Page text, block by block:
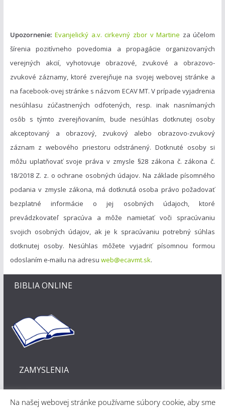
Upozornenie: Evanjelický a.v. cirkevný zbor v Martine za účelom
šírenia pozitívneho povedomia a propagácie organizovaných
verejných akcií, vyhotovuje obrazové, zvukové a obrazovo-
zvukové záznamy, ktoré zverejňuje na svojej webovej stránke a
na facebook-ovej stránke s názvom ECAV MT. V prípade vyjadrenia
nesúhlasu zúčastnených odfotených, resp. inak nasnímaných
osôb s týmto zverejňovaním, bude nesúhlas dotknutej osoby
akceptovaný a obrazový, zvukový alebo obrazovo-zvukový
záznam z webového priestoru odstránený. Dotknuté osoby si
môžu uplatňovať svoje práva v zmysle §28 zákona č. zákona č.
18/2018 Z. z. o ochrane osobných údajov. Na základe písomného
podania v zmysle zákona, má dotknutá osoba právo požadovať
bezplatné informácie o jej osobných údajoch, ktoré
prevádzkovateľ spracúva a môže namietať voči spracúvaniu
svojich osobných údajov, ak je k spracúvaniu potrebný súhlas
dotknutej osoby. Nesúhlas môžete vyjadriť písomnou formou
odoslaním e-mailu na adresu web@ecavmt.sk.
BIBLIA ONLINE
ZAMYSLENIA
Na našej webovej stránke používame súbory cookie, aby sme